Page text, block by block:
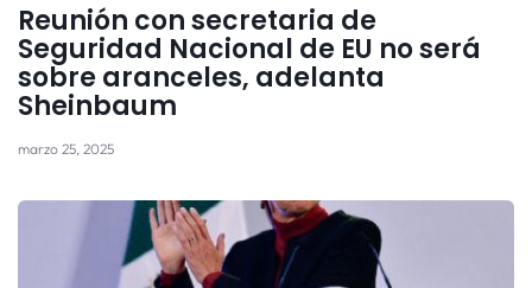
Reunión con secretaria de
Seguridad Nacional de EU no será
sobre aranceles, adelanta
Sheinbaum
marzo 25, 2025